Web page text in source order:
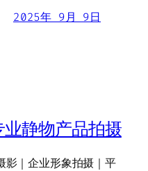
2025年 9月 9日
业静物产品拍摄
影｜企业形象拍摄｜平